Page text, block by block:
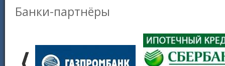
Банки-партнёры